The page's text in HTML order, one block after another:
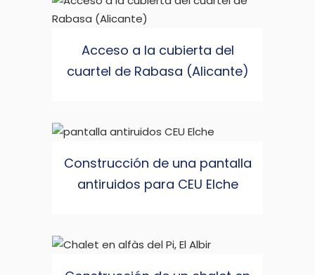
Acceso a la cubierta del
cuartel de Rabasa (Alicante)
Construcción de una pantalla
antiruidos para CEU Elche